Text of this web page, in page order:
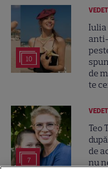
10
Iulia
de
te
7
Teo
de
nu